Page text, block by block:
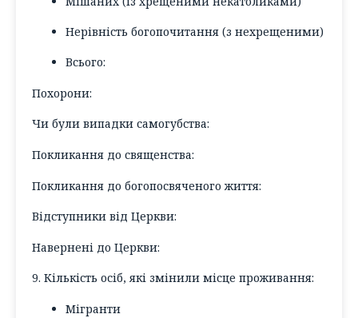
Нерівність богопочитання (з нехрещеними)
Всього:
Похорони:
Чи були випадки самогубства:
Покликання до священства:
Покликання до богопосвяченого життя:
Відступники від Церкви:
Навернені до Церкви:
9. Кількість осіб, які змінили місце проживання:
Мігранти